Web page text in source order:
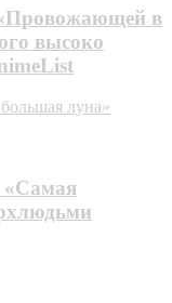
«Провожающей в
высоко
луна»
«Самая